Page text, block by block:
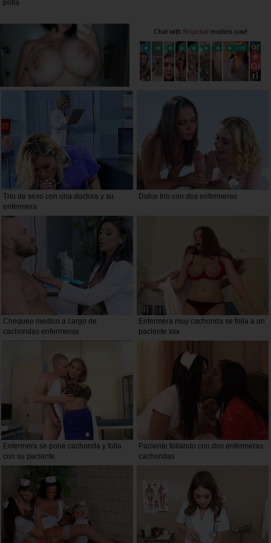
polla
Trio de sexo con una doctora y su
enfermera
Dulce trio con dos enfermeras
Chequeo medico a cargo de
cachondas enfermeras
Enfermera muy cachonda se folla a un
paciente xxx
Enfermera se pone cachonda y folla
con su paciente
Paciente follando con dos enfermeras
cachondas